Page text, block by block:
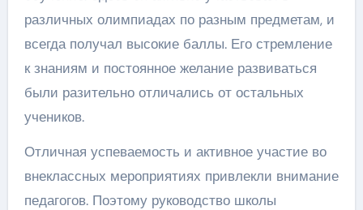
различных олимпиадах по разным предметам, и
всегда получал высокие баллы. Его стремление
к знаниям и постоянное желание развиваться
были разительно отличались от остальных
учеников.
Отличная успеваемость и активное участие во
внеклассных мероприятиях привлекли внимание
педагогов. Поэтому руководство школы